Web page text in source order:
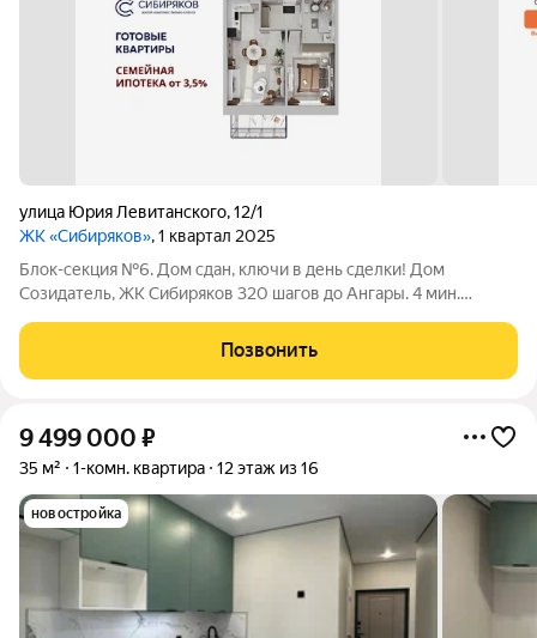
улица Юрия Левитанского,12/1
ЖК «Сибиряков», 1 квартал 2025
Блок-секция №6. Дом сдан, ключи в день сделки! Дом
Созидатель, ЖК Сибиряков 320 шагов до Ангары. 4 мин.
можно приобрести либо в черновом варианте, либо в отделке
White Box (+15 000 руб к цене
Позвонить
9 499 000 ₽
35 м² 1-комн. квартира 12 этаж из 16
новостройка